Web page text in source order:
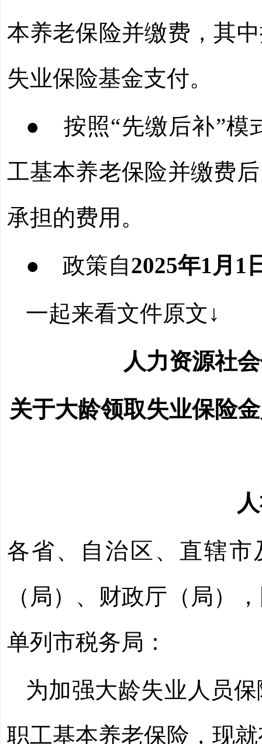
本养老保险并缴费，其
失业保险基金支付。
● 按照“先缴后补”模
工基本养老保险并缴费
承担的费用。
● 政策自2025年1月1
一起来看文件原文↓
人力资源社
关于大龄领取失业保险
各省、自治区、直辖
（局）、财政厅（局）
单列市税务局：
为加强大龄失业人员
职工基本养老保险，现